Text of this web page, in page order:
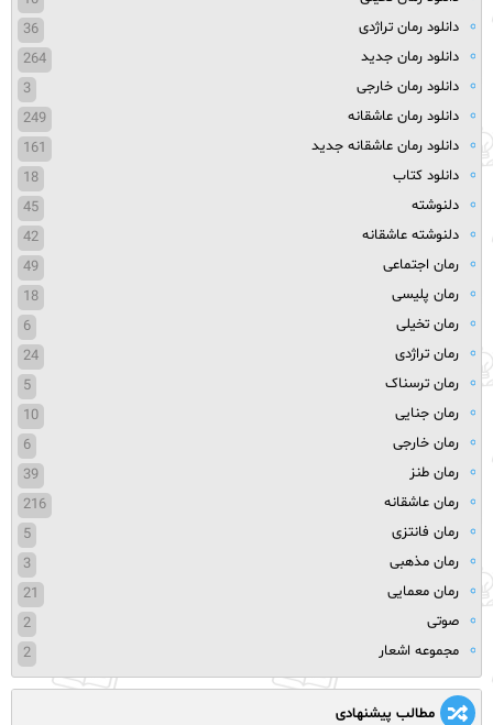
دانلود رمان تراژدی
36
دانلود رمان جدید
264
دانلود رمان خارجی
3
دانلود رمان عاشقانه
249
دانلود رمان عاشقانه جدید
161
دانلود کتاب
18
دلنوشته
45
دلنوشته عاشقانه
42
رمان اجتماعی
49
رمان پلیسی
18
رمان تخیلی
6
رمان تراژدی
24
رمان ترسناک
5
رمان جنایی
10
رمان خارجی
6
رمان طنز
39
رمان عاشقانه
216
رمان فانتزی
5
رمان مذهبی
3
رمان معمایی
21
صوتی
2
مجموعه اشعار
2
مطالب پیشنهادی